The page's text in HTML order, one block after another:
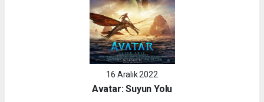
16 Aralık 2022
Avatar: Suyun Yolu